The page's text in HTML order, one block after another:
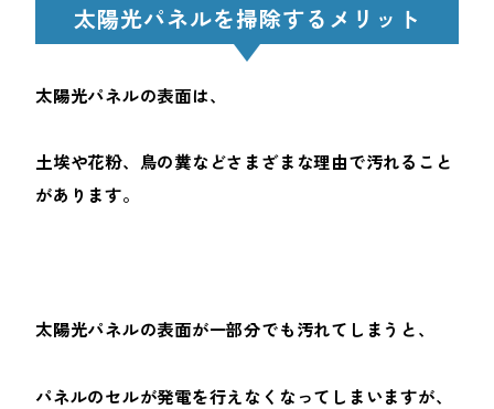
太陽光パネルを掃除するメリット
太陽光パネルの表面は、
土埃や花粉、鳥の糞などさまざまな理由で汚れること
があります。
太陽光パネルの表面が一部分でも汚れてしまうと、
パネルのセルが発電を行えなくなってしまいますが、